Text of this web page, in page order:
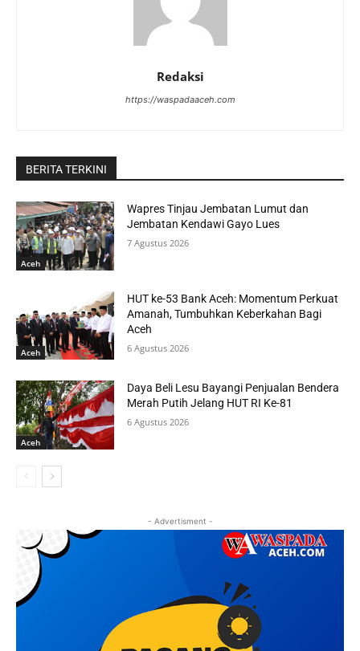
Redaksi
https://waspadaaceh.com
BERITA TERKINI
Aceh
Wapres Tinjau Jembatan Lumut dan
Jembatan Kendawi Gayo Lues
7 Agustus 2026
Aceh
HUT ke-53 Bank Aceh: Momentum Perkuat
Amanah, Tumbuhkan Keberkahan Bagi
Aceh
6 Agustus 2026
Aceh
Daya Beli Lesu Bayangi Penjualan Bendera
Merah Putih Jelang HUT RI Ke-81
6 Agustus 2026
- Advertisment -